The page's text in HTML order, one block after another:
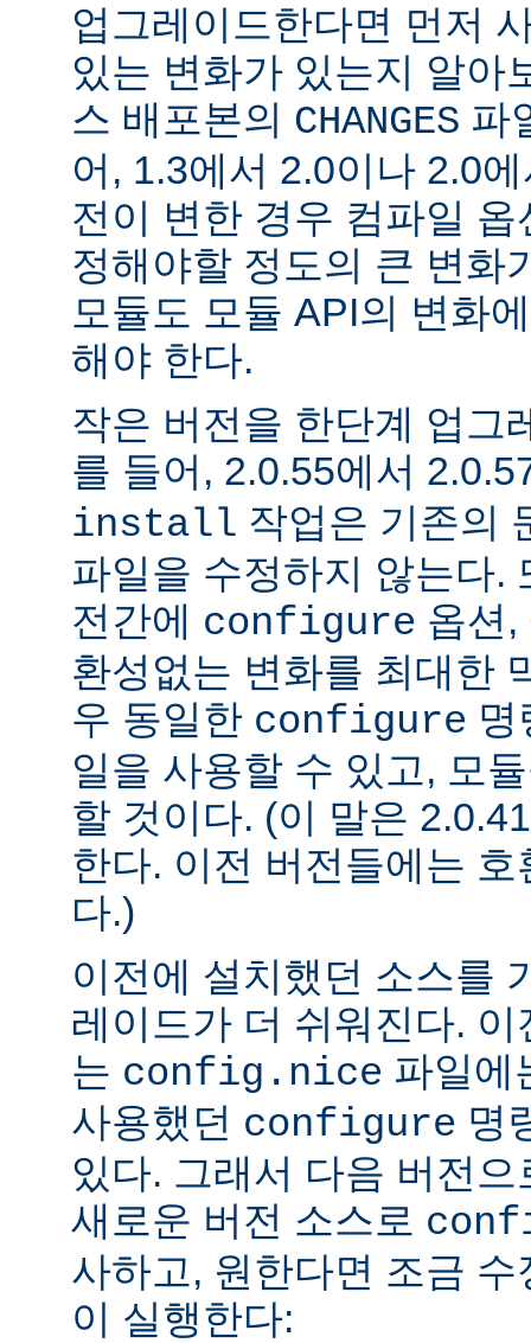
업그레이드한다면 먼저
있는 변화가 있는지 알아
스 배포본의 CHANGES 파
어, 1.3에서 2.0이나 2.0
전이 변한 경우 컴파일
정해야할 정도의 큰 변화
모듈도 모듈 API의 변화
해야 한다.
작은 버전을 한단계 업그
를 들어, 2.0.55에서
install 작업은 기존의
파일을 수정하지 않는다.
전간에 configure 옵션,
환성없는 변화를 최대한
우 동일한 configure 명
일을 사용할 수 있고, 모
할 것이다. (이 말은
한다. 이전 버전들에는
다.)
이전에 설치했던 소스를
레이드가 더 쉬워진다.
는 config.nice 파일에
사용했던 configure 명
있다. 그래서 다음 버전
새로운 버전 소스로
사하고, 원한다면 조금
이 실행한다: